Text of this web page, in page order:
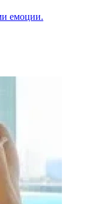
емоции.